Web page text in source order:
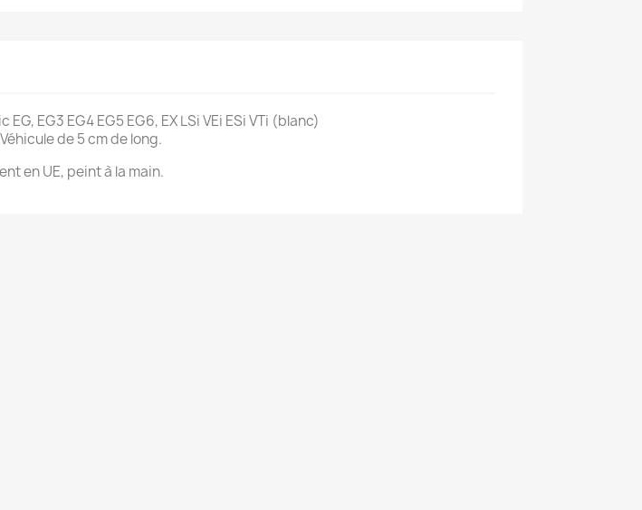
EG3 EG4 EG5 EG6, EX LSi VEi ESi VTi (blanc)
de 5 cm de long.
en UE, peint à la main.